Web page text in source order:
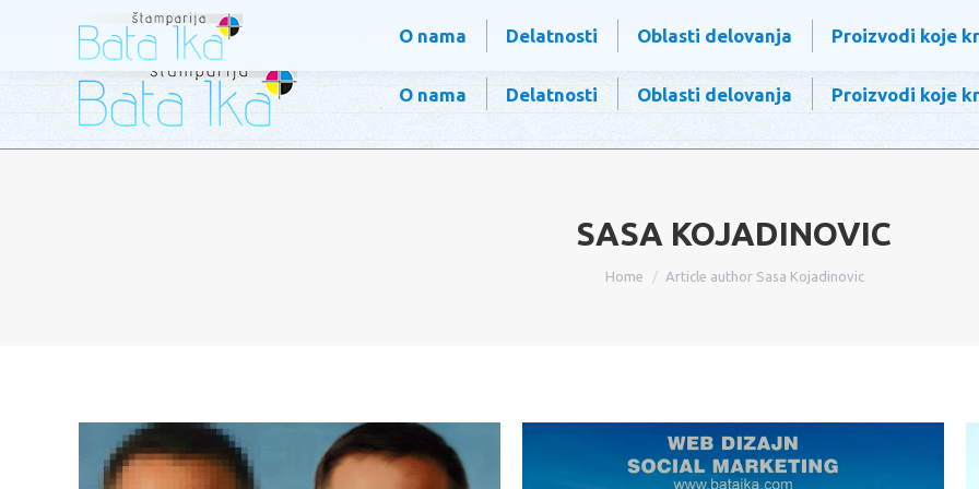
+381 63 8024944; +381 63 8883434 Mice Marković 2 Svilajnac Ponedeljak – Petak 8:00–15:00 Subota 8:00–14:00
O nama Delatnosti Oblasti delovanja Proizvodi koje
SASA KOJADINOVIC
You are here:
Home Article author Sasa Kojadinovic
O nama Delatnosti Oblasti delovanja Proizvodi koje